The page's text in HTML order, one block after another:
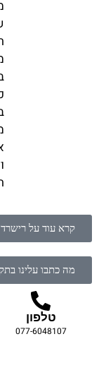
קרא עוד על
מה כתבו עלינו
טלפון
077-6048107